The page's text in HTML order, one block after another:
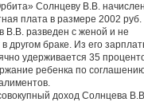
Солнцеву В.В.
плата в размере 2002 руб.
В.В. разведен с женой и не
в другом браке. Из его
удерживается 35
ребенка по
доход Солнцева